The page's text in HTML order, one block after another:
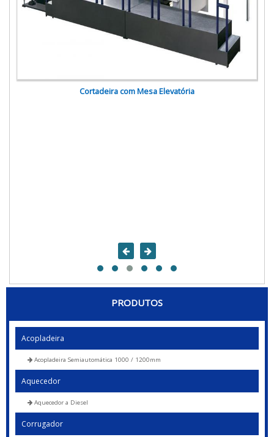
Cortadeira com Mesa Elevatória
PRODUTOS
Acopladeira
Acopladeira Semiautomática 1000 / 1200mm
Aquecedor
Aquecedor a Diesel
Corrugador